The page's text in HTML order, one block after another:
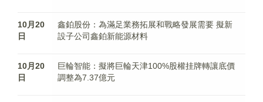
10月20
日
鑫鉑股份：為滿足業務拓展和戰略發展需要 擬新
設子公司鑫鉑新能源材料
10月20
日
巨輪智能：擬將巨輪天津100%股權挂牌轉讓底價
調整為7.37億元